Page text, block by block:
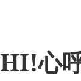
HI!心